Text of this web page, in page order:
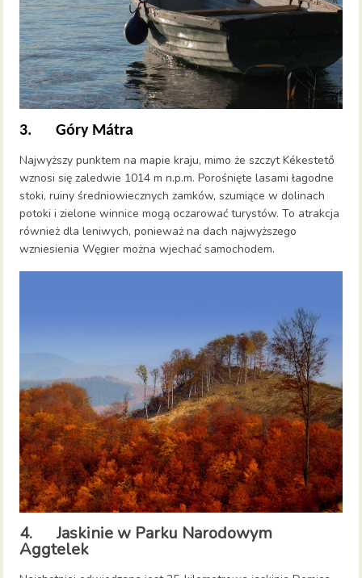
3. Góry Mátra
Najwyższy punktem na mapie kraju, mimo że szczyt Kékestető
wznosi się zaledwie 1014 m n.p.m. Porośnięte lasami łagodne
stoki, ruiny średniowiecznych zamków, szumiące w dolinach
potoki i zielone winnice mogą oczarować turystów. To atrakcja
również dla leniwych, ponieważ na dach najwyższego
wzniesienia Węgier można wjechać samochodem.
4. Jaskinie w Parku Narodowym
Aggtelek